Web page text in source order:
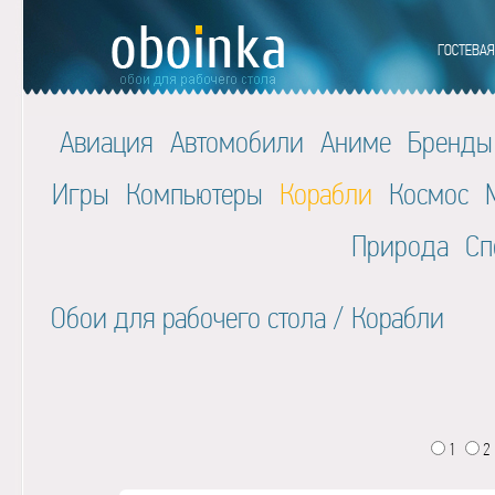
Авиация Автомобили Аниме Бренды
Игры Компьютеры Корабли Космос
Природа
Обои для рабочего стола/ Корабли
1 2